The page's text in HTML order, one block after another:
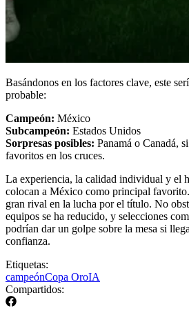
Basándonos en los factores clave, este
probable:
Campeón: México
Subcampeón: Estados Unidos
Sorpresas posibles: Panamá o Canadá,
favoritos en los cruces.
La experiencia, la calidad individual y el
colocan a México como principal
gran rival en la lucha por el título. No
equipos se ha reducido, y selecciones
podrían dar un golpe sobre la mesa si
confianza.
Etiquetas:
campeónCopa OroIA
Compartidos: